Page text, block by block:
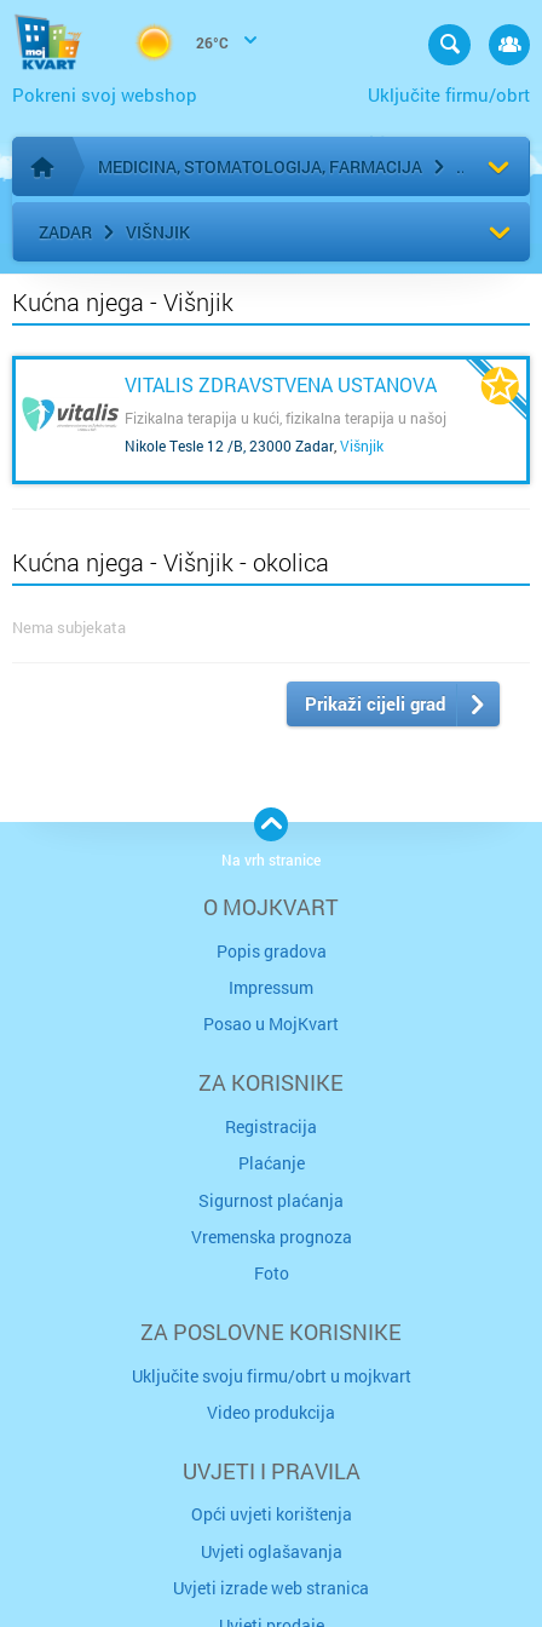
26°C
Uključite firmu/obrt
Pokreni svoj webshop
Početna stranica
MEDICINA, STOMATOLOGIJA, FARMACIJA
ZADAR VIŠNJIK
Kućna njega - Višnjik
VITALIS ZDRAVSTVENA USTANOVA
Fizikalna terapija u kući, fizikalna terapija u našoj
ambulanti i njega u kući pacijenta.
Nikole Tesle 12 /B, 23000 Zadar Višnjik
Kućna njega - Višnjik - okolica
Nema subjekata
Prikaži cijeli grad
O MOJKVART
Popis gradova
Impressum
Posao u MojKvart
ZA KORISNIKE
Registracija
Plaćanje
Sigurnost plaćanja
Vremenska prognoza
Foto
ZA POSLOVNE KORISNIKE
Uključite svoju firmu/obrt u mojkvart
Video produkcija
UVJETI I PRAVILA
Opći uvjeti korištenja
Uvjeti oglašavanja
Uvjeti izrade web stranica
Na vrh stranice